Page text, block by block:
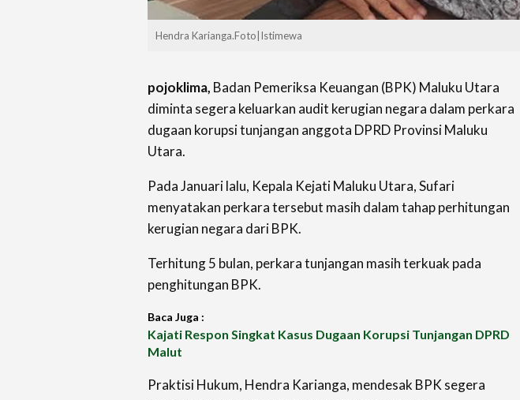
Hendra Karianga.Foto|Istimewa
pojoklima, Badan Pemeriksa Keuangan (BPK) Maluku Utara
diminta segera keluarkan audit kerugian negara dalam perkara
dugaan korupsi tunjangan anggota DPRD Provinsi Maluku
Utara.
Pada Januari lalu, Kepala Kejati Maluku Utara, Sufari
menyatakan perkara tersebut masih dalam tahap perhitungan
kerugian negara dari BPK.
Terhitung 5 bulan, perkara tunjangan masih terkuak pada
penghitungan BPK.
Baca Juga :
Kajati Respon Singkat Kasus Dugaan Korupsi Tunjangan DPRD
Malut
Praktisi Hukum, Hendra Karianga, mendesak BPK segera